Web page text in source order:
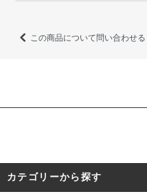
この商品について問い合わせる
カテゴリーから探す